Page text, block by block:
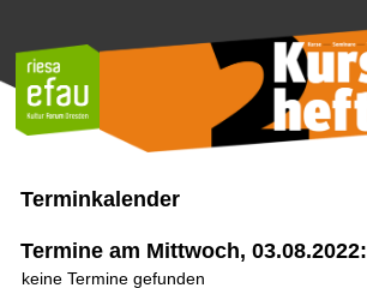
Terminkalender
Termine am Mittwoch, 03.08.2022:
keine Termine gefunden